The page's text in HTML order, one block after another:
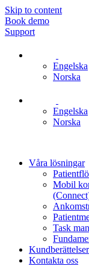
Skip to content
Book demo
Support
Engelska
Norska
Engelska
Norska
Våra lösningar
Mobil
Task
Kundberättelser
Kontakta oss